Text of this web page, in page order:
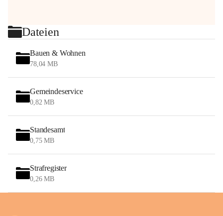
Dateien
Bauen & Wohnen
78,04 MB
Gemeindeservice
0,82 MB
Standesamt
0,75 MB
Strafregister
0,26 MB